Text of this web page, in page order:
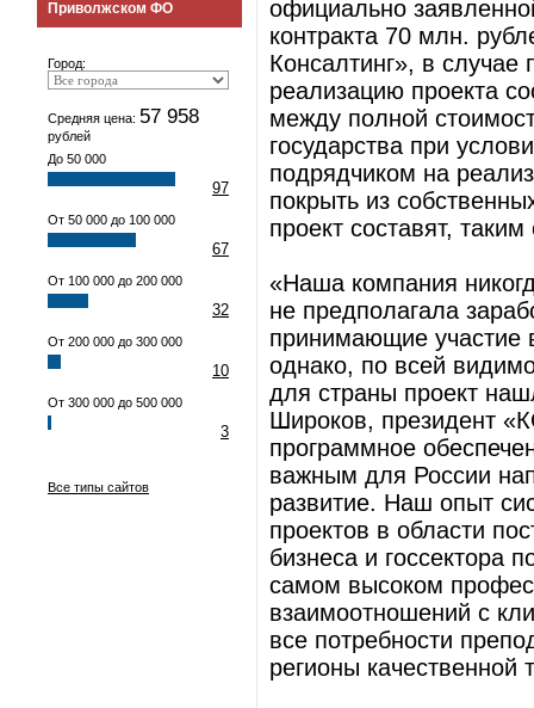
Приволжском ФО
Город:
Средняя цена: 57 958
рублей
До 50 000
97
От 50 000 до 100 000
67
От 100 000 до 200 000
32
От 200 000 до 300 000
10
От 300 000 до 500 000
3
Все типы сайтов
официально
контракта 70 млн.
Консалтинг», в случае
реализацию проекта
между полной
государства при
подрядчиком на
покрыть из
проект составят,
«Наша компания
не предполагала
принимающие участие
однако, по всей
для страны проект
Широков, президент
программное
важным для России
развитие. Наш опыт
проектов в области
бизнеса и госсектора
самом высоком
взаимоотношений с
все потребности
регионы качественной